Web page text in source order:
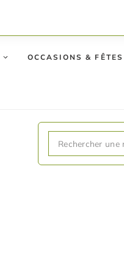
OCCASIONS & FÊTES